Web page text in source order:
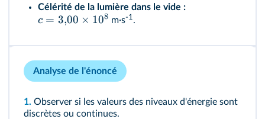
Célérité de la lumière dans le vide :
c = 3,00 × 108 m·s-1 .
Analyse de l'énoncé
1. Observer si les valeurs des niveaux d'énergie sont
discrètes ou continues.